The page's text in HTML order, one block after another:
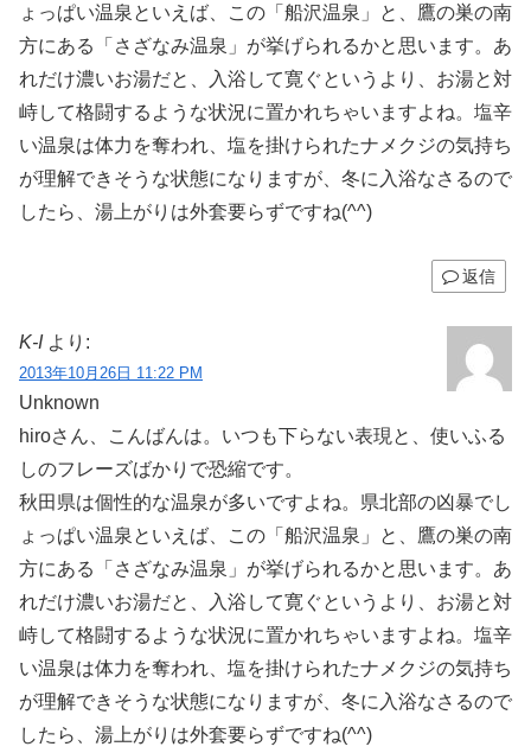
ょっぱい温泉といえば、この「船沢温泉」と、鷹の巣の南
方にある「さざなみ温泉」が挙げられるかと思います。あ
れだけ濃いお湯だと、入浴して寛ぐというより、お湯と対
峙して格闘するような状況に置かれちゃいますよね。塩辛
い温泉は体力を奪われ、塩を掛けられたナメクジの気持ち
が理解できそうな状態になりますが、冬に入浴なさるので
したら、湯上がりは外套要らずですね(^^)
返信
K-I より:
2013年10月26日 11:22 PM
Unknown
hiroさん、こんばんは。いつも下らない表現と、使いふる
しのフレーズばかりで恐縮です。
秋田県は個性的な温泉が多いですよね。県北部の凶暴でし
ょっぱい温泉といえば、この「船沢温泉」と、鷹の巣の南
方にある「さざなみ温泉」が挙げられるかと思います。あ
れだけ濃いお湯だと、入浴して寛ぐというより、お湯と対
峙して格闘するような状況に置かれちゃいますよね。塩辛
い温泉は体力を奪われ、塩を掛けられたナメクジの気持ち
が理解できそうな状態になりますが、冬に入浴なさるので
したら、湯上がりは外套要らずですね(^^)